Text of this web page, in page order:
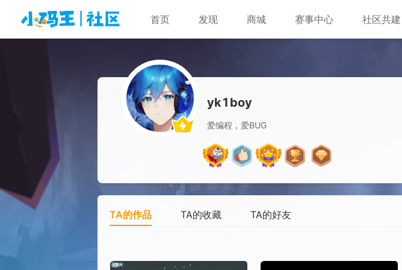
首页 发现 商城 赛事中心 社区共建
yk1boy
爱编程，爱BUG
TA的作品 TA的收藏 TA的好友